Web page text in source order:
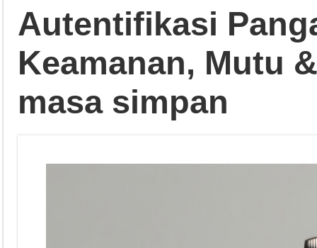
Autentifikasi
Keamanan, Mutu
masa simpan